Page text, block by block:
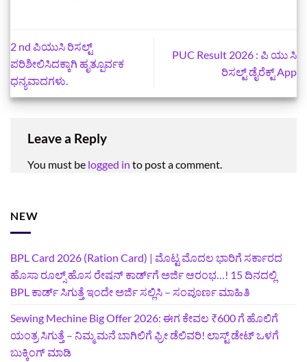
2 nd ಪಿಯುಸಿ ರಿಸಲ್ಟ್
ಪರಿಶೀಲಿಸಿದಕ್ಕಾಗಿ ಹೃತ್ಪೂರ್ವಕ
ಧನ್ಯವಾದಗಳು.
PUC Result 2026 : ಪಿ ಯು ಸಿ
ರಿಸಲ್ಟ್‌ ಡೈರೆಕ್ಟ್‌ App
Leave a Reply
You must be logged in to post a comment.
NEW
BPL Card 2026 (Ration Card) | ಮೊಟ್ಟ ಮೊದಲ ಭಾರಿಗೆ ಸರ್ಕಾರದ
ಹೊಸಾ ರೂಲ್ಸ್ ಹೊಸ ರೇಷನ್ ಕಾರ್ಡ್‌ಗೆ ಅರ್ಜಿ ಆರಂಭ…! 15 ದಿನದಲ್ಲಿ
BPL ಕಾರ್ಡ್ ಸಿಗುತ್ತೆ ಇಂದೇ ಅರ್ಜಿ ಸಲ್ಲಿಸಿ – ಸಂಪೂರ್ಣ ಮಾಹಿತಿ
Sewing Mechine Big Offer 2026: ಈಗ ಕೇವಲ ₹600 ಗೆ ಹೊಲಿಗೆ
ಯಂತ್ರ ಸಿಗುತ್ತೆ – ನಿಮ್ಮ ಮನೆ ಬಾಗಿಲಿಗೆ‍ ಫ್ರೀ ಡೆಲಿವರಿ! ಲಾಸ್ಟ್‌ ಡೇಟ್‌ ಒಳಗೆ
ಬುಕ್ಕಿಂಗ್‌ ಮಾಡಿ